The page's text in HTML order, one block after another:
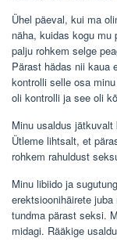
Ühel päeval, kui ma
näha, kuidas kogu
palju rohkem selge
Pärast hädas nii kaua
kontrolli selle osa
oli kontrolli ja see oli
Minu usaldus
Ütleme lihtsalt, et
rohkem rahuldust
Minu libiido ja
erektsioonihäirete
tundma pärast seksi.
midagi. Rääkige